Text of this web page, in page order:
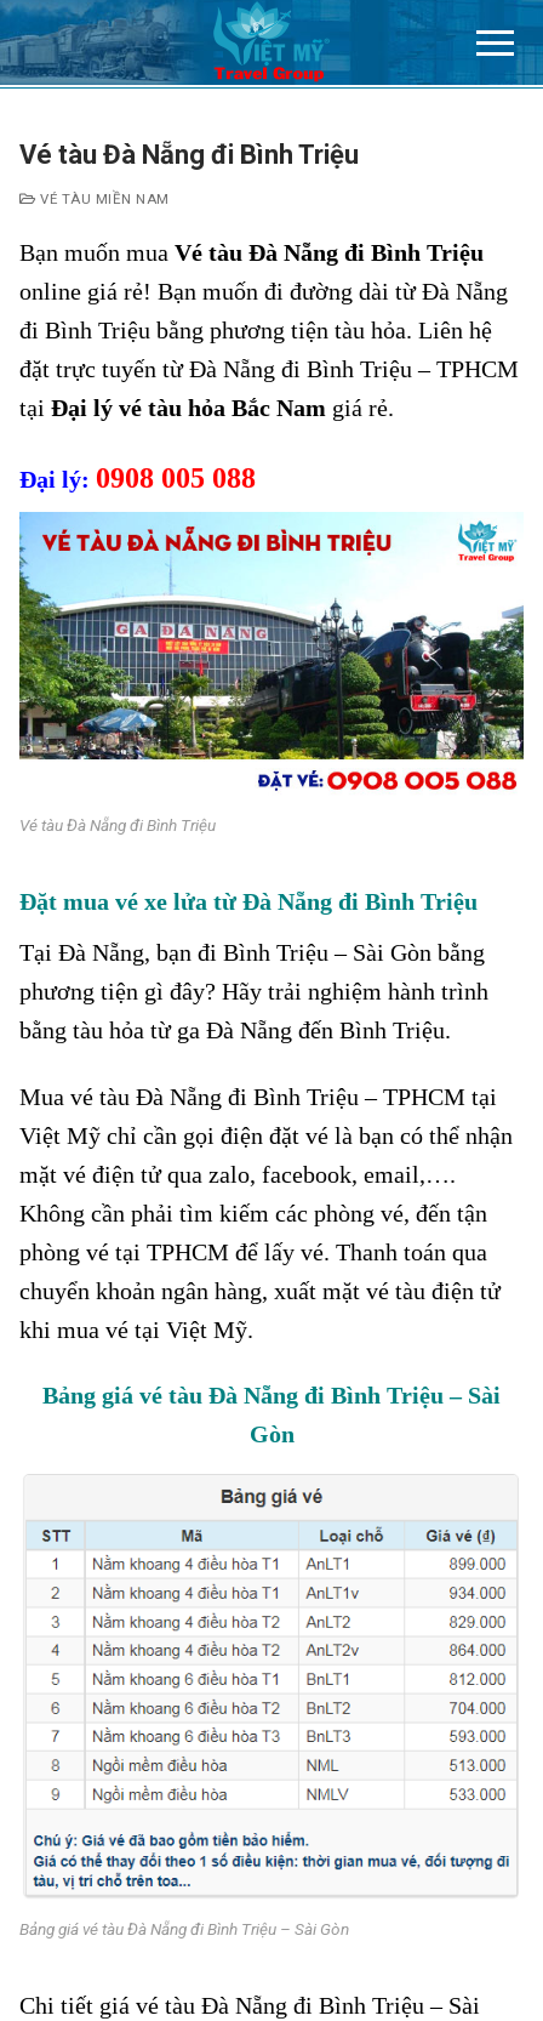
Chuyển
đến
nội
Vé tàu Đà Nẵng đi Bình Triệu
VÉ TÀU MIỀN NAM
Bạn muốn mua Vé tàu Đà Nẵng đi Bình Triệu
online giá rẻ! Bạn muốn đi đường dài từ Đà Nẵng
đi Bình Triệu bằng phương tiện tàu hỏa. Liên hệ
đặt trực tuyến từ Đà Nẵng đi Bình Triệu – TPHCM
tại Đại lý vé tàu hỏa Bắc Nam giá rẻ.
Đại lý: 0908 005 088
Vé tàu Đà Nẵng đi Bình Triệu
Đặt mua vé xe lửa từ Đà Nẵng đi Bình Triệu
Tại Đà Nẵng, bạn đi Bình Triệu – Sài Gòn bằng
phương tiện gì đây? Hãy trải nghiệm hành trình
bằng tàu hỏa từ ga Đà Nẵng đến Bình Triệu.
Mua vé tàu Đà Nẵng đi Bình Triệu – TPHCM tại
Việt Mỹ chỉ cần gọi điện đặt vé là bạn có thể nhận
mặt vé điện tử qua zalo, facebook, email,….
Không cần phải tìm kiếm các phòng vé, đến tận
phòng vé tại TPHCM để lấy vé. Thanh toán qua
chuyển khoản ngân hàng, xuất mặt vé tàu điện tử
khi mua vé tại Việt Mỹ.
Bảng giá vé tàu Đà Nẵng đi Bình Triệu – Sài
Gòn
Bảng giá vé tàu Đà Nẵng đi Bình Triệu – Sài Gòn
Chi tiết giá vé tàu Đà Nẵng đi Bình Triệu – Sài